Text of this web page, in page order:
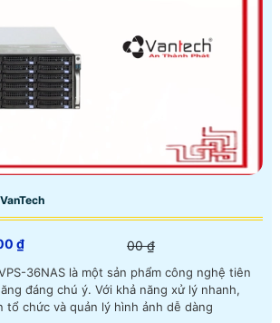
₫ 00 ₫
36NAS là một sản phẩm công nghệ tiên
Với khả năng xử lý nhanh,
tổ chức và quản lý hình ảnh dễ dàng